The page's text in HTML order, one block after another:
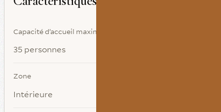
Capacité d’accueil maximale
35 personnes
Zone
Intérieure